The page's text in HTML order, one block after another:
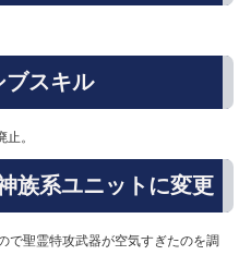
ブスキル
。
族系ユニットに変更
で聖霊特攻武器が空気すぎたのを調